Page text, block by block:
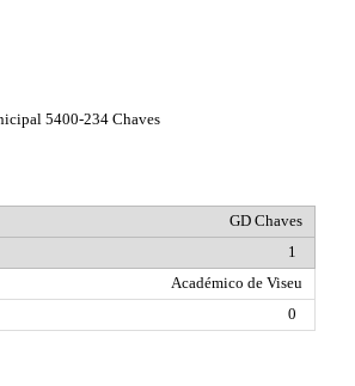
5400-234 Chaves
GD Chaves
1
Académico de Viseu
0